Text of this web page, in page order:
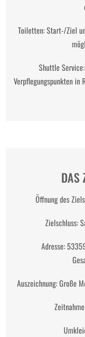
Toiletten: Start-/Ziel
Shuttle
Verpflegungspunkten in
DAS
Öffnung des
Zielschluss:
Adresse:
Auszeichnung: Große